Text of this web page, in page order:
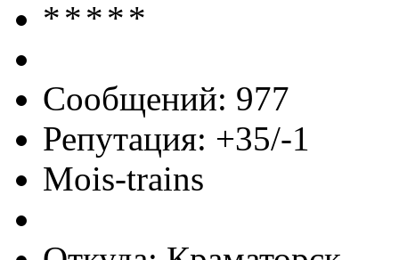
Сообщений: 977
Репутация: +35/-1
Mois-trains